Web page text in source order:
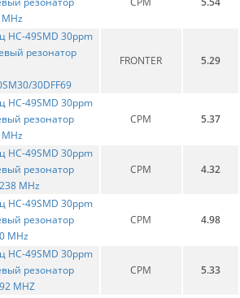
HC-49SMD 30ppm
резонатор
30DFF69
FRONTER 5.29
HC-49SMD 30ppm
резонатор
CPM 5.37
HC-49SMD 30ppm
резонатор
MHz
CPM 4.32
HC-49SMD 30ppm
резонатop
MHz
CPM 4.98
HC-49SMD 30ppm
резонатop
MHZ
CPM 5.33